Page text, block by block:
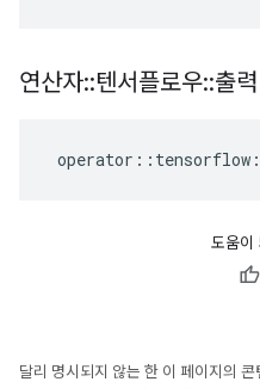
연산자::텐서플로우::출력
operator :: tensorflow
도움이
달리 명시되지 않는 한 이 페이지의 콘